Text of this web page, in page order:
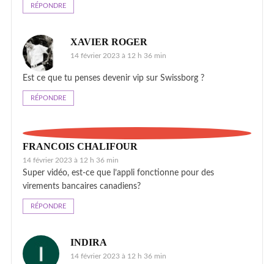
RÉPONDRE
XAVIER ROGER
14 février 2023 à 12 h 36 min
Est ce que tu penses devenir vip sur Swissborg ?
RÉPONDRE
FRANCOIS CHALIFOUR
14 février 2023 à 12 h 36 min
Super vidéo, est-ce que l’appli fonctionne pour des
virements bancaires canadiens?
RÉPONDRE
INDIRA
14 février 2023 à 12 h 36 min